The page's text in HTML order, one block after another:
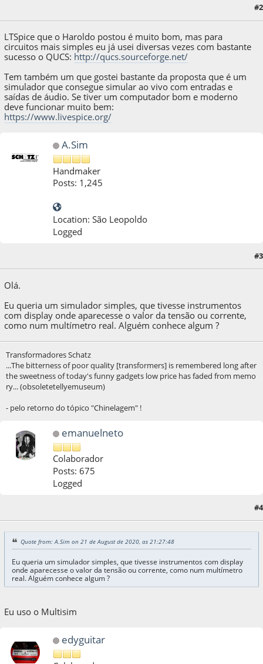
#2
LTSpice que o Haroldo postou é muito bom, mas para
circuitos mais simples eu já usei diversas vezes com bastante
sucesso o QUCS: http://qucs.sourceforge.net/
Tem também um que gostei bastante da proposta que é um
simulador que consegue simular ao vivo com entradas e
saídas de áudio. Se tiver um computador bom e moderno
deve funcionar muito bem:
https://www.livespice.org/
A.Sim
Handmaker
Posts: 1,245
Location: São Leopoldo
Logged
#3
Olá.
Eu queria um simulador simples, que tivesse instrumentos
com display onde aparecesse o valor da tensão ou corrente,
como num multímetro real. Alguém conhece algum ?
Transformadores Schatz
...The bitterness of poor quality [transformers] is remembered long after
the sweetness of today's funny gadgets low price has faded from memo
ry... (obsoletetellyemuseum)
- pelo retorno do tópico "Chinelagem" !
emanuelneto
Colaborador
Posts: 675
Logged
#4
Quote from: A.Sim on 21 de August de 2020, as 21:27:48
Eu queria um simulador simples, que tivesse instrumentos com display
onde aparecesse o valor da tensão ou corrente, como num multímetro
real. Alguém conhece algum ?
Eu uso o Multisim
edyguitar